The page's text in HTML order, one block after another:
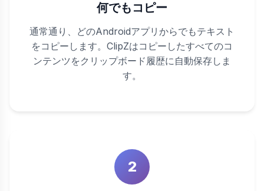
何でもコピー
通常通り、どのAndroidアプリからでもテキスト
をコピーします。ClipZはコピーしたすべてのコ
ンテンツをクリップボード履歴に自動保存しま
す。
2